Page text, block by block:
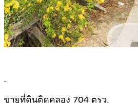
.
ขายที่ดินติดคลอง 704 ตรว.